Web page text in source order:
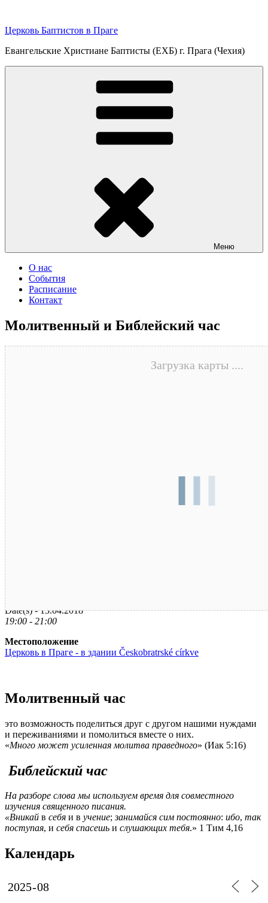
содержимому
Церковь Баптистов в Праге
Евангельские Христиане Баптисты (ЕХБ) г. Прага (Чехия)
Меню
О нас
События
Расписание
Контакт
Молитвенный и Библейский час
Загрузка карты ....
Дата / время
Date(s) - 13.04.2018
19:00 - 21:00
Местоположение
Церковь в Праге - в здании Českobratrské církve
Молитвенный час
это возможность поделиться друг с другом нашими нуждами
и переживаниями и помолиться вместе о них.
«Много может усиленная молитва праведного» (Иак 5:16)
Библейский час
На разборе слова мы используем время для совместного
изучения священного писания.
«Вникай в себя и в учение;занимайся сим постоянно: ибо, так
поступая, и себя спасешь и слушающих тебя.» 1 Тим 4,16
Календарь